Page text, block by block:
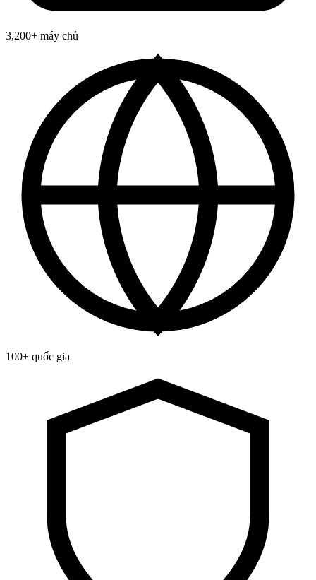
3,200+ máy chủ
100+ quốc gia